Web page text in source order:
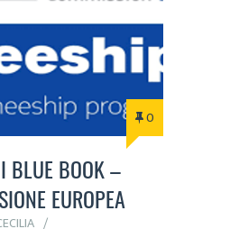
0
BLUE BOOK –
EUROPEA